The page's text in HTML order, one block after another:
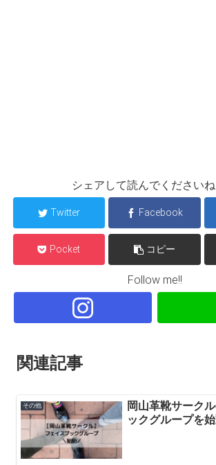
シェアして読んでくださいね
Twitter Facebook
Pocket コピー
Follow me!!
関連記事
その他
岡山革靴サーク
ックグループを